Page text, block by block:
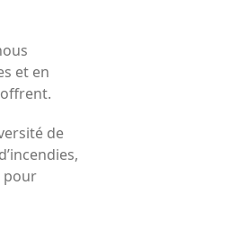
et en
de
pour